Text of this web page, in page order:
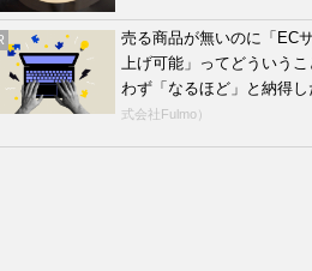
売る商品が無いのに「EC
上げ可能」ってどういうこ
わず「なるほど」と納得し
式会社Fulmo）